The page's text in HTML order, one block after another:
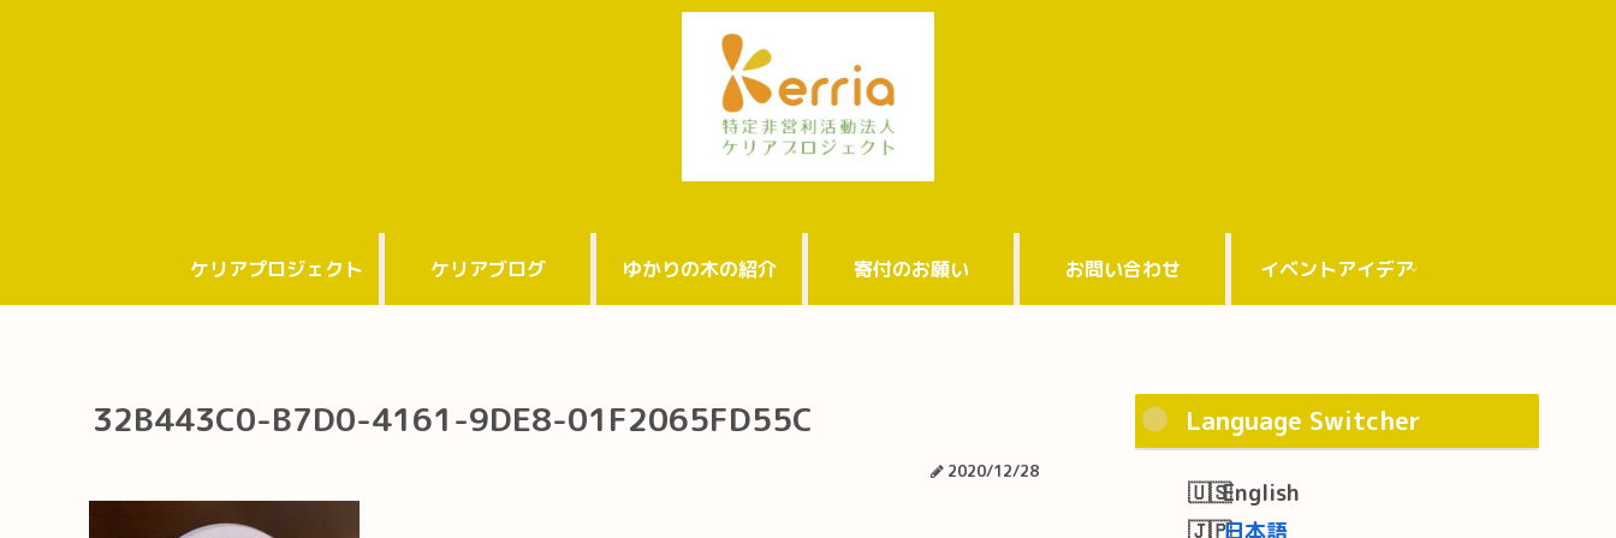
ケリアプロジェクト ケリアブログ ゆかりの木の紹介 寄付のお願い お問い合わせ イベントアイデア
32B443C0-B7D0-4161-9DE8-01F2065FD55C
2020/12/28
Language Switcher
English
日本語